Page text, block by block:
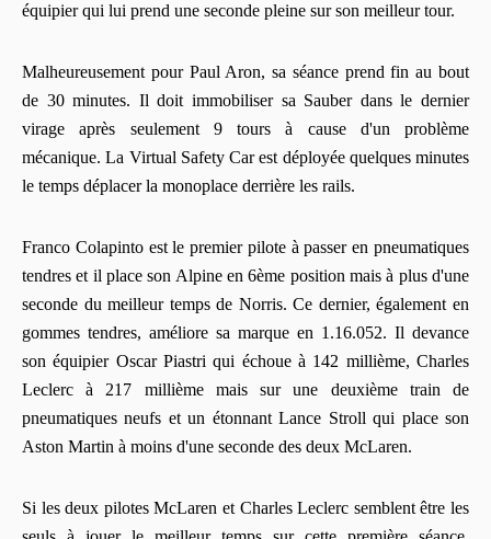
équipier qui lui prend une seconde pleine sur son meilleur tour.
Malheureusement pour Paul Aron, sa séance prend fin au bout
de 30 minutes. Il doit immobiliser sa Sauber dans le dernier
virage après seulement 9 tours à cause d'un problème
mécanique. La Virtual Safety Car est déployée quelques minutes
le temps déplacer la monoplace derrière les rails.
Franco Colapinto est le premier pilote à passer en pneumatiques
tendres et il place son Alpine en 6ème position mais à plus d'une
seconde du meilleur temps de Norris. Ce dernier, également en
gommes tendres, améliore sa marque en 1.16.052. Il devance
son équipier Oscar Piastri qui échoue à 142 millième, Charles
Leclerc à 217 millième mais sur une deuxième train de
pneumatiques neufs et un étonnant Lance Stroll qui place son
Aston Martin à moins d'une seconde des deux McLaren.
Si les deux pilotes McLaren et Charles Leclerc semblent être les